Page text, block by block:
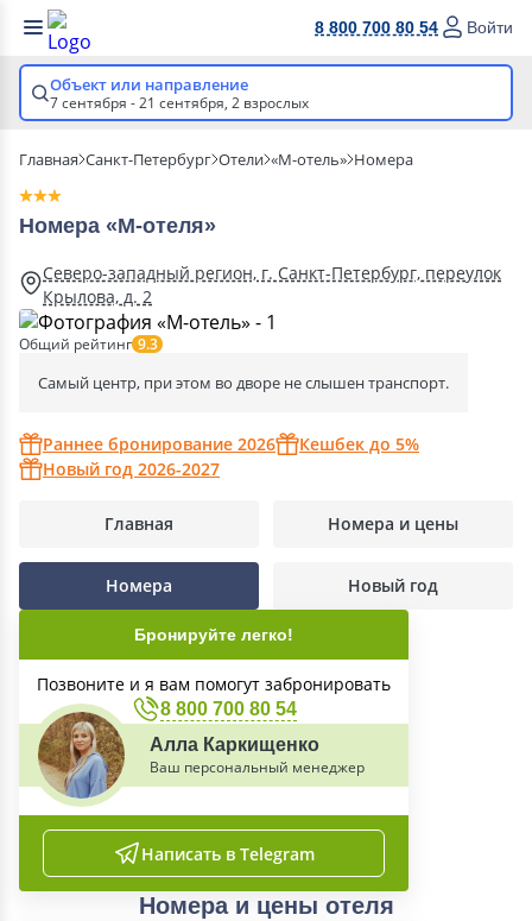
8 800 700 80 54 Войти
Объект или направление
7 сентября - 21 сентября, 2 взрослых
Главная Санкт-Петербург Отели «М-отель» Номера
Номера «М-отеля»
Северо-западный регион, г. Санкт-Петербург, переулок
Крылова, д. 2
Общий рейтинг 9.3
Самый центр, при этом во дворе не слышен транспорт.
Раннее бронирование 2026
Кешбек до 5%
Новый год 2026-2027
Главная Номера и цены
Номера Новый год
Бронируйте легко!
Позвоните и я вам помогут забронировать
8 800 700 80 54
Алла Каркищенко
Ваш персональный менеджер
Написать в Telegram
Номера и цены отеля